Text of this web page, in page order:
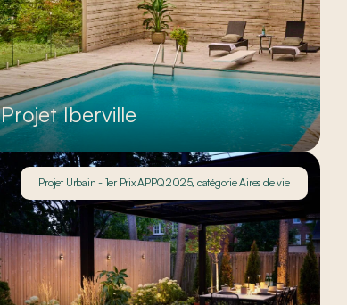
Projet Iberville
Projet Urbain - 1er Prix APPQ 2025, catégorie Aires de vie